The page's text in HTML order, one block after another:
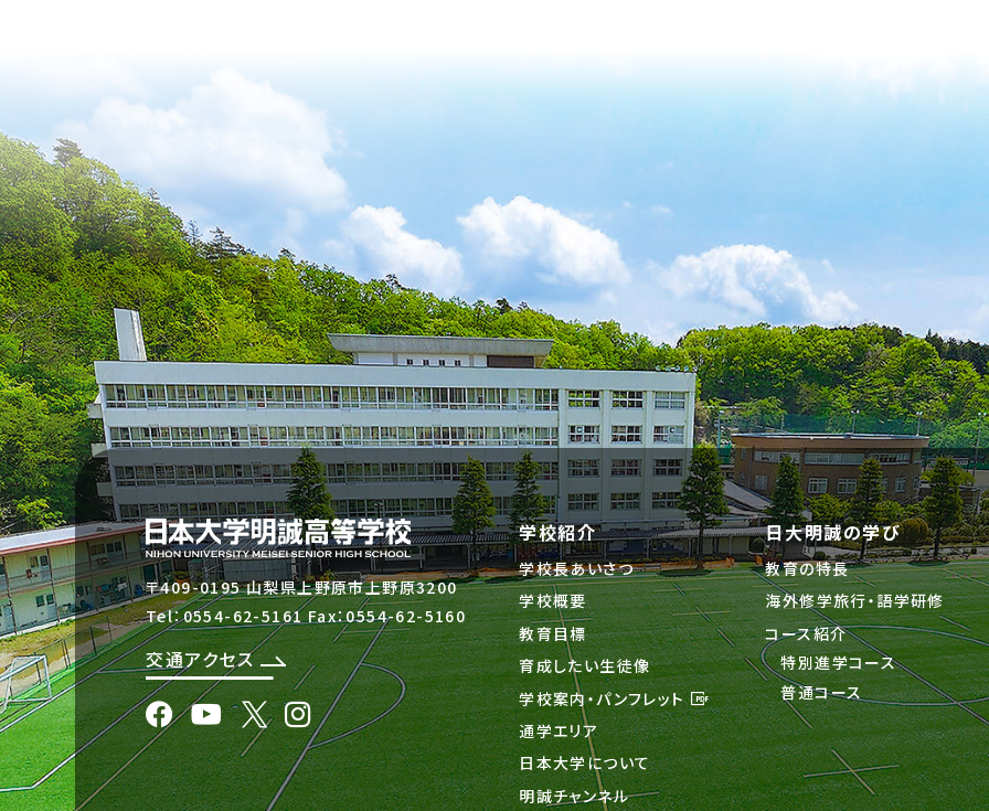
〒409-0195 山梨県上野原市上野原3200
Tel：0554-62-5161Fax：0554-62-5160
交通アクセス
学校紹介
学校長あいさつ
学校概要
教育目標
育成したい生徒像
学校案内・パンフレット
通学エリア
日本大学について
明誠チャンネル
日大明誠の学び
教育の特長
海外修学旅行・語学研修
コース紹介
特別進学コース
普通コース